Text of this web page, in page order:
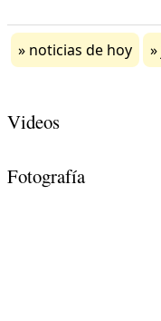
noticias de hoy
Videos
Fotografía